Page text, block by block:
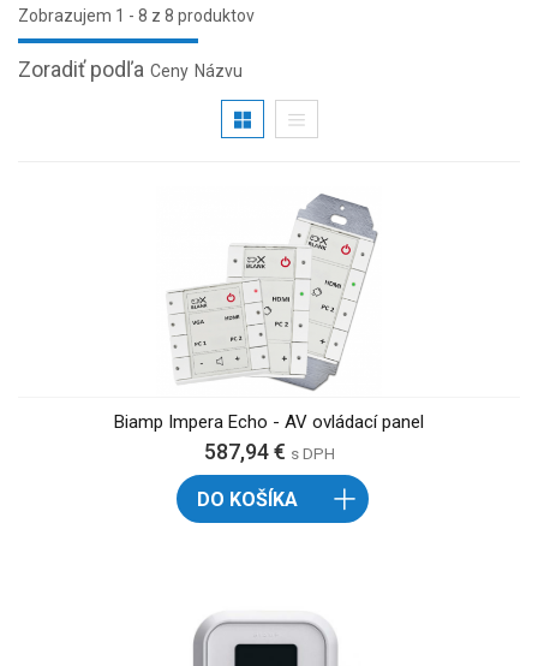
Zobrazujem 1 - 8 z 8 produktov
Zoradiť podľa Ceny Názvu
Biamp Impera Echo - AV ovládací panel
587,94 € s DPH
DO KOŠÍKA